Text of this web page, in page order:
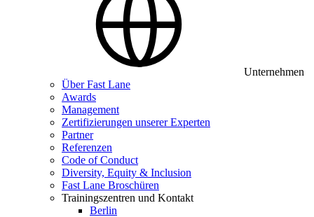
Unternehmen
Über Fast Lane
Awards
Management
Zertifizierungen unserer Experten
Partner
Referenzen
Code of Conduct
Diversity, Equity & Inclusion
Fast Lane Broschüren
Trainingszentren und Kontakt
Berlin